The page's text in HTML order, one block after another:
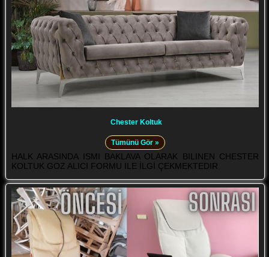
Chester Koltuk
Tümünü Gör »
HALK ARASINDA ISMI BAKLAVA OLARAK BILINEN CHESTER
KOLTUK GOZ ALICI FORMU ILE İLGİ ÇEKMEKTEDIR